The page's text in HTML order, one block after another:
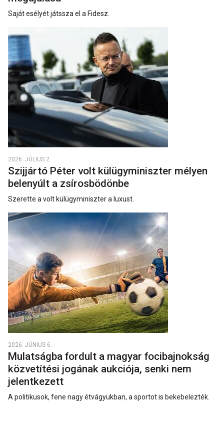
Saját esélyét játssza el a Fidesz.
2026. JÚLIUS 2.
Szijjártó Péter volt külügyminiszter mélyen
belenyúlt a zsírosbödönbe
Szerette a volt külügyminiszter a luxust.
2026. JÚNIUS 6.
Mulatságba fordult a magyar focibajnokság
közvetítési jogának aukciója, senki nem
jelentkezett
A politikusok, fene nagy étvágyukban, a sportot is bekebelezték.